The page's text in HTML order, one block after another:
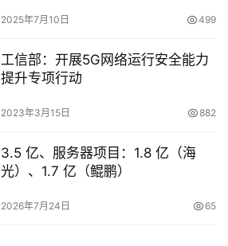
2025年7月10日 499
工信部：开展5G网络运行安全能力
提升专项行动
2023年3月15日 882
3.5 亿、服务器项目：1.8 亿（海
光）、1.7 亿（鲲鹏）
2026年7月24日 65